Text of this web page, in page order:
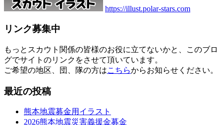
https://illust.polar-stars.com
リンク募集中
もっとスカウト関係の皆様のお役に立てないかと、このブロ
グでサイトのリンクをさせて頂いています。
ご希望の地区、団、隊の方はこちらからお知らせください。
最近の投稿
熊本地震募金用イラスト
2026熊本地震災害義援金募金